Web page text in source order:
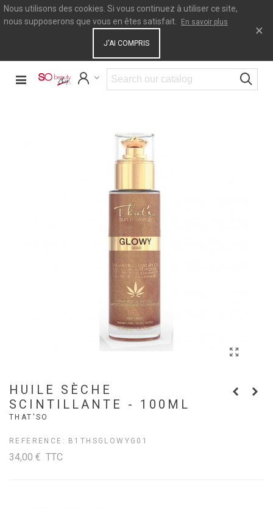
Nous utilisons des cookies. Si vous continuez à utiliser ce site,
nous supposerons que vous en êtes satisfait.
En savoir plus
J'AI COMPRIS
×
HUILE SÈCHE
SCINTILLANTE - 100ML
THAT'SO
REFERENCE: B1THSGLOWYG01
34,00 € TTC